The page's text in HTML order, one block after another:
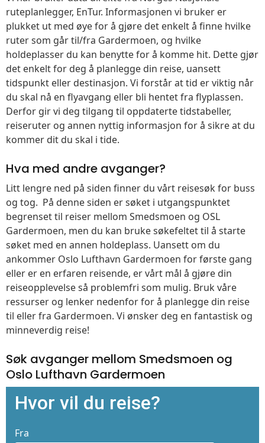
ruteplanlegger, EnTur. Informasjonen vi bruker er
plukket ut med øye for å gjøre det enkelt å finne hvilke
ruter som går til/fra Gardermoen, og hvilke
holdeplasser du kan benytte for å komme hit. Dette gjør
det enkelt for deg å planlegge din reise, uansett
tidspunkt eller destinasjon. Vi forstår at tid er viktig når
du skal nå en flyavgang eller bli hentet fra flyplassen.
Derfor gir vi deg tilgang til oppdaterte tidstabeller,
reiseruter og annen nyttig informasjon for å sikre at du
kommer dit du skal i tide.
Hva med andre avganger?
Litt lengre ned på siden finner du vårt reisesøk for buss
og tog. På denne siden er søket i utgangspunktet
begrenset til reiser mellom Smedsmoen og OSL
Gardermoen, men du kan bruke søkefeltet til å starte
søket med en annen holdeplass. Uansett om du
ankommer Oslo Lufthavn Gardermoen for første gang
eller er en erfaren reisende, er vårt mål å gjøre din
reiseopplevelse så problemfri som mulig. Bruk våre
ressurser og lenker nedenfor for å planlegge din reise
til eller fra Gardermoen. Vi ønsker deg en fantastisk og
minneverdig reise!
Søk avganger mellom Smedsmoen og
Oslo Lufthavn Gardermoen
Hvor vil du reise?
Fra